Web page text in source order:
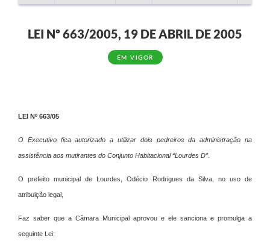
Acesso a Informação
Contato
REQUERIMENTO DE RESTITUIÇÃO DA TAXA DE INSCRIÇÃO
Meio Ambiente
PPA
LEI Nº 663/2005, 19 DE ABRIL DE 2005
EM VIGOR
LEI Nº 663/05
O Executivo fica autorizado a utilizar dois pedreiros da administração na
assistência aos mutirantes do Conjunto Habitacional “Lourdes D”.
O prefeito municipal de Lourdes, Odécio Rodrigues da Silva, no uso de
atribuição legal,
Faz saber que a Câmara Municipal aprovou e ele sanciona e promulga a
seguinte Lei: